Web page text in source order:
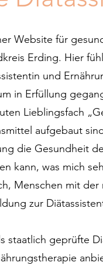
Website für
Erding. Hier
und
in Erfüllung
Lieblingsfach
aufgebaut
die Gesundheit
kann, was mich
Menschen mit
zur
staatlich geprüfte